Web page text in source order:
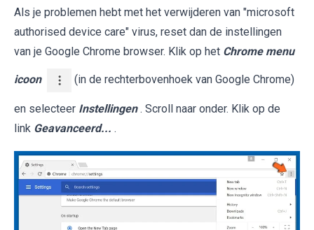
Als je problemen hebt met het verwijderen van "microsoft
authorised device care" virus, reset dan de instellingen
van je Google Chrome browser. Klik op het Chrome menu
icoon (in de rechterbovenhoek van Google Chrome)
en selecteer Instellingen . Scroll naar onder. Klik op de
link Geavanceerd... .